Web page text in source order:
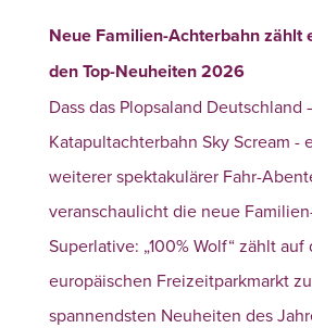
Neue Familien-Achterbahn zählt
den Top-Neuheiten 2026
Dass das Plopsaland Deutschland
Katapultachterbahn Sky Scream -
weiterer spektakulärer Fahr-
veranschaulicht die neue
Superlative: „100% Wolf“ zählt auf
europäischen Freizeitparkmarkt
spannendsten Neuheiten des